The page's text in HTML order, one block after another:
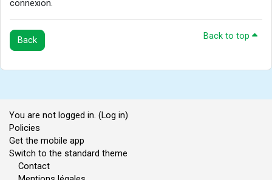
connexion.
Back Back to top
You are not logged in. (Log in)
Policies
Get the mobile app
Switch to the standard theme
Contact